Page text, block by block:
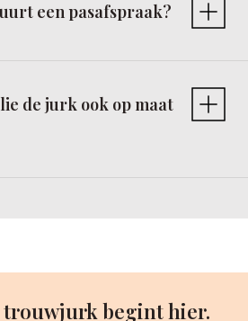
een pasafspraak?
de jurk ook op maat
trouwjurk begint hier.